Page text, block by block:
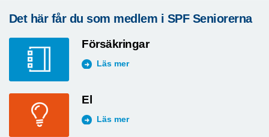
Det här får du som medlem i SPF Seniorerna
Försäkringar
Läs mer
El
Läs mer